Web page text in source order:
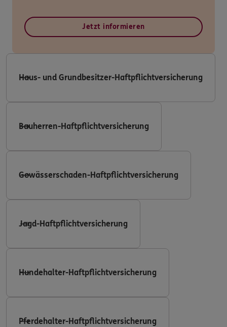
Jetzt informieren
Haus- und Grundbesitzer-Haftpflichtversicherung
Bauherren-Haftpflichtversicherung
Gewässerschaden-Haftpflichtversicherung
Jagd-Haftpflichtversicherung
Hundehalter-Haftpflichtversicherung
Pferdehalter-Haftpflichtversicherung